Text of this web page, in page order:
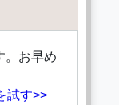
。お早め
試す>>